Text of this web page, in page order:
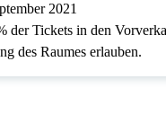
2021
der Tickets in den
des Raumes erlauben.